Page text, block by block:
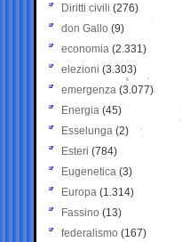
Diritti civili (276)
don Gallo (9)
economia (2.331)
elezioni (3.303)
emergenza (3.077)
Energia (45)
Esselunga (2)
Esteri (784)
Eugenetica (3)
Europa (1.314)
Fassino (13)
federalismo (167)